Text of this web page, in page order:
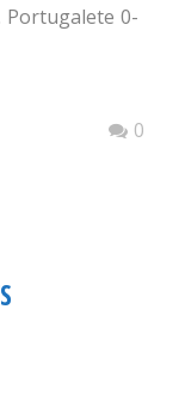
Portugalete 0-
0